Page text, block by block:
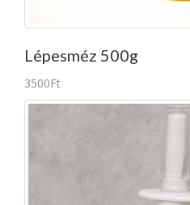
Lépesméz 500g
3500Ft